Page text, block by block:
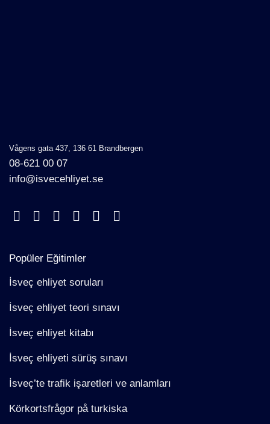
Vågens gata 437, 136 61 Brandbergen
08-621 00 07
info@isvecehliyet.se
Popüler Eğitimler
İsveç ehliyet soruları
İsveç ehliyet teori sınavı
İsveç ehliyet kitabı
İsveç ehliyeti sürüş sınavı
İsveç’te trafik işaretleri ve anlamları
Körkortsfrågor på turkiska